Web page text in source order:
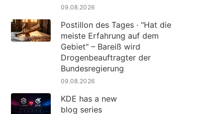
09.08.2026
Postillon des Tages · "Hat die
meiste Erfahrung auf dem
Gebiet" – Bareiß wird
Drogenbeauftragter der
Bundesregierung
09.08.2026
KDE has a new
blog series